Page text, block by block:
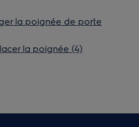
la poignée de porte
la poignée (4)